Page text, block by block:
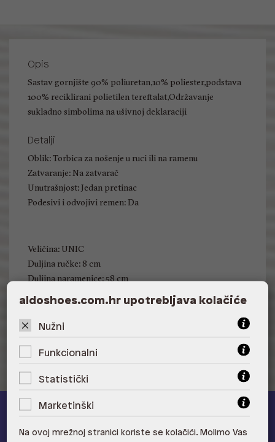
Opis
Sastav gornjište 90% poliuretan,10% poliester,podstava
100% reciklirani polietilen tereftalat,Održavanje
sukladno simbolima na ušivnoj deklaraciji
Detalji
Oblik: Torbica za nošenje u ruci ili na ramenu
Zatvaranje: Na zatvarač
Unutrašnjost: Jedan pretinac
Podesivi i odvojivi remen: Da
Veličina: UNIC
Duljina ručke: 8 cm
Duljina naramenice: 58 cm
Dubina: 15 cm
aldoshoes.com.hr upotrebljava kolačiće
Nužni
Funkcionalni
Statistički
Marketinški
Na ovoj mrežnoj stranici koriste se kolačići. Molimo Vas